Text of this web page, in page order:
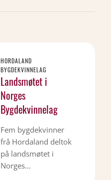
HORDALAND
BYGDEKVINNELAG
Landsmøtet i
Norges
Bygdekvinnelag
Fem bygdekvinner
frå Hordaland deltok
på landsmøtet i
Norges…